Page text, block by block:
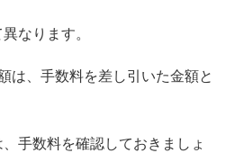
なります。
は、手数料を差し引いた金額と
手数料を確認しておきましょ